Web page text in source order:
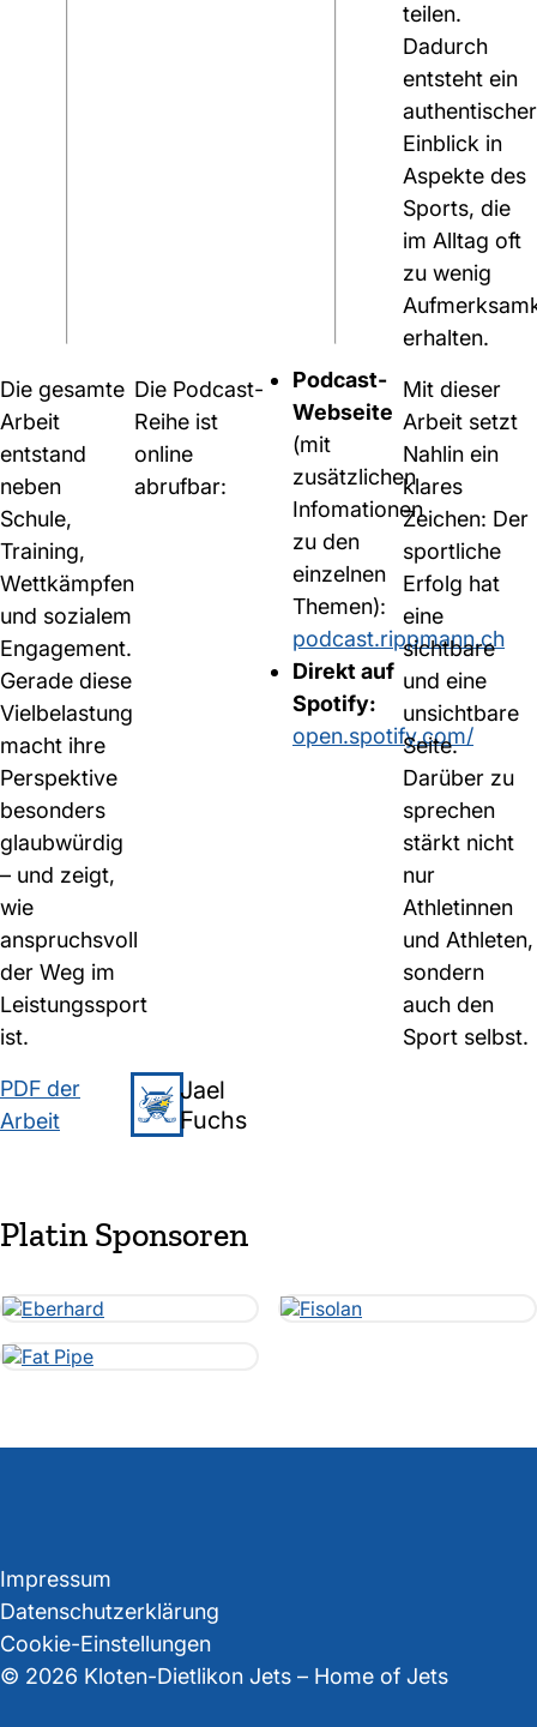
teilen.
Dadurch
entsteht ein
authentischer
Einblick in
Aspekte des
Sports, die
im Alltag oft
zu wenig
erhalten.
Die gesamte
Arbeit
entstand
neben
Schule,
Training,
Wettkämpfen
und sozialem
Engagement.
Gerade diese
Vielbelastung
macht ihre
Perspektive
besonders
glaubwürdig
– und zeigt,
wie
anspruchsvoll
der Weg im
Leistungssport
ist.
Die Podcast-
Reihe ist
online
abrufbar:
Podcast-
Webseite
(mit
zusätzlichen
Infomationen
zu den
einzelnen
Themen):
podcast.rippmann.ch
Direkt auf
Spotify:
open.spotify.com/
Mit dieser
Arbeit setzt
Nahlin ein
klares
Zeichen: Der
sportliche
Erfolg hat
eine
sichtbare
und eine
unsichtbare
Seite.
Darüber zu
sprechen
stärkt nicht
nur
Athletinnen
und Athleten,
sondern
auch den
Sport selbst.
PDF der
Arbeit
Jael
Fuchs
Platin Sponsoren
Impressum
Datenschutzerklärung
Cookie-Einstellungen
© 2026 Kloten-Dietlikon Jets – Home of Jets